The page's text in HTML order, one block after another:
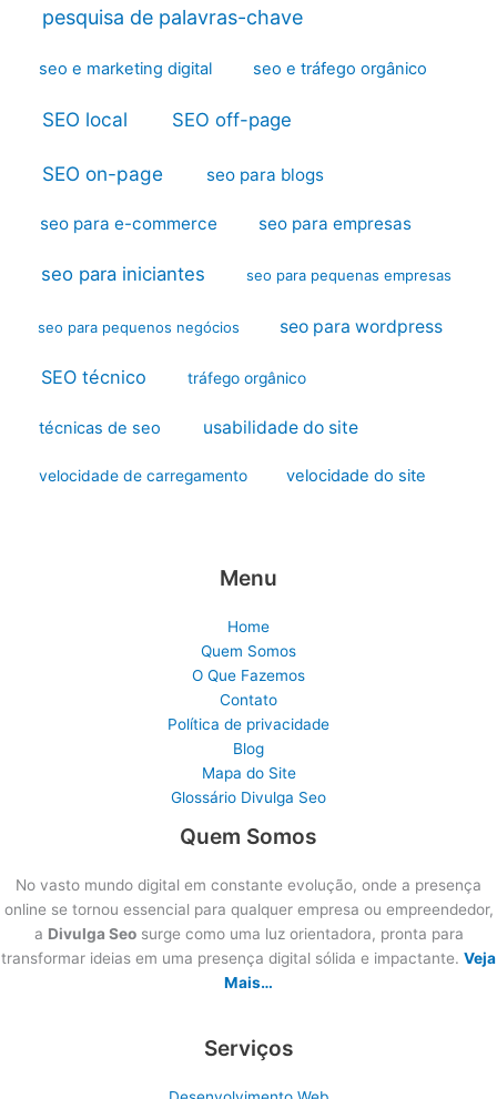
pesquisa de palavras-chave
seo e marketing digital seo e tráfego orgânico
SEO local SEO off-page
SEO on-page seo para blogs
seo para e-commerce seo para empresas
seo para iniciantes seo para pequenas empresas
seo para pequenos negócios seo para wordpress
SEO técnico tráfego orgânico
técnicas de seo usabilidade do site
velocidade de carregamento velocidade do site
Menu
Home
Quem Somos
O Que Fazemos
Contato
Política de privacidade
Blog
Mapa do Site
Glossário Divulga Seo
Quem Somos
No vasto mundo digital em constante evolução, onde a presença
online se tornou essencial para qualquer empresa ou empreendedor,
a Divulga Seosurge como uma luz orientadora, pronta para
transformar ideias em uma presença digital sólida e impactante. Veja
Mais…
Serviços